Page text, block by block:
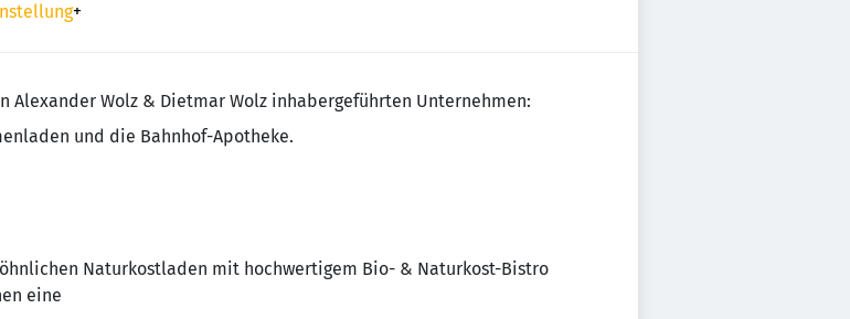
+
Alexander Wolz & Dietmar Wolz inhabergeführten Unternehmen:
und die Bahnhof-Apotheke.
Naturkostladen mit hochwertigem Bio- & Naturkost-Bistro
eine